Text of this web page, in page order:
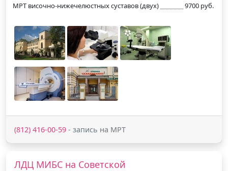
МРТ височно-нижечелюстных суставов (двух) 9700 руб.
(812) 416-00-59 - запись на МРТ
ЛДЦ МИБС на Советской